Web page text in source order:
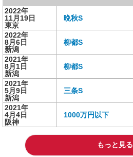
2022年
11月19日
東京
晩秋S
2022年
8月6日
新潟
柳都S
2021年
8月1日
新潟
柳都S
2021年
5月9日
新潟
三条S
2021年
4月4日
阪神
1000万円以下
もっと見る